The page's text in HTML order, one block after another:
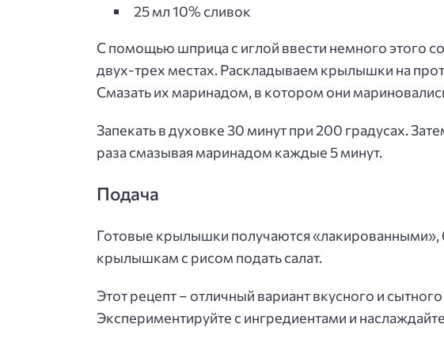
25 мл 10% сливок
С помощью шприца с иглой ввести немного этого
двух-трех местах. Раскладываем крылышки на
Смазать их маринадом, в котором они
Запекать в духовке 30 минут при 200 градусах.
раза смазывая маринадом каждые 5 минут.
Подача
Готовые крылышки получаются «лакированными»,
крылышкам с рисом подать салат.
Этот рецепт – отличный вариант вкусного и
Экспериментируйте с ингредиентами и